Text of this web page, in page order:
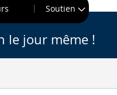
Soutien
le jour même !